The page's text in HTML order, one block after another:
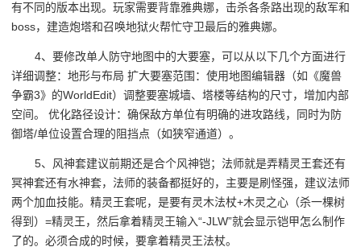
有不同的版本出现。玩家需要背靠雅典娜，击杀各条路出现的敌军和
boss，建造炮塔和召唤地狱火帮忙守卫最后的雅典娜。
4、要修改单人防守地图中的大要塞，可以从以下几个方面进行
详细调整：地形与布局 扩大要塞范围：使用地图编辑器（如《魔兽
争霸3》的WorldEdit）调整要塞城墙、塔楼等结构的尺寸，增加内部
空间。 优化路径设计：确保敌方单位有明确的进攻路线，同时为防
御塔/单位设置合理的阻挡点（如狭窄通道）。
5、风神套建议前期还是合个风神铠；法师就是弄精灵王套还有
冥神套还有水神套，法师的装备都挺好的，主要是刷怪强，建议法师
两个加血技能。精灵王套呢，是要有灵木法杖+木灵之心（杀一棵树
得到）=精灵王，然后拿着精灵王输入“-JLW”就会显示铠甲怎么制作
了的。必须合成的时候，要拿着精灵王法杖。